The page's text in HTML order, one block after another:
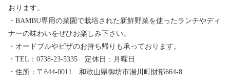
おります。
・BAMBU専用の菜園で栽培された新鮮野菜を使ったランチやディ
ナーの味わいをぜひお楽しみ下さい。
・オードブルやピザのお持ち帰りも承っております。
・TEL：0738-23-5335 定休日：月曜日
・住所：〒644-0011 和歌山県御坊市湯川町財部664-8